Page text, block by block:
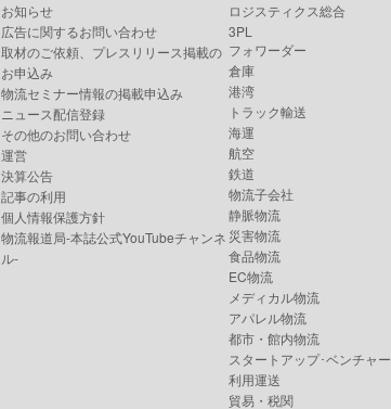
お知らせ
広告に関するお問い合わせ
取材のご依頼、プレスリリース掲載の
お申込み
物流セミナー情報の掲載申込み
ニュース配信登録
その他のお問い合わせ
運営
決算公告
記事の利用
個人情報保護方針
物流報道局-本誌公式YouTubeチャンネ
ル-
ロジスティクス総合
3PL
フォワーダー
倉庫
港湾
トラック輸送
海運
航空
鉄道
物流子会社
静脈物流
災害物流
食品物流
EC物流
メディカル物流
アパレル物流
都市・館内物流
スタートアップ･ベンチャー
利用運送
貿易・税関